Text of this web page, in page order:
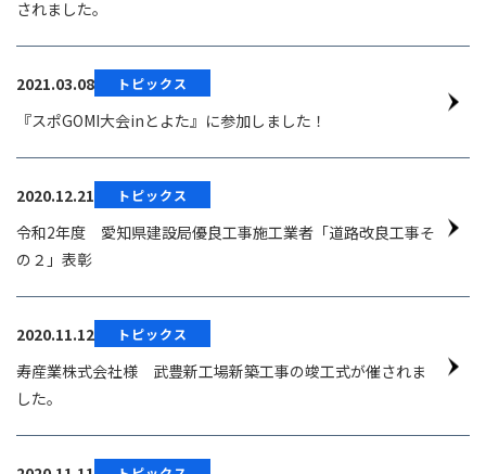
されました。
2021.03.08 トピックス
『スポGOMI大会inとよた』に参加しました！
2020.12.21 トピックス
令和2年度 愛知県建設局優良工事施工業者「道路改良工事そ
の２」表彰
2020.11.12 トピックス
寿産業株式会社様 武豊新工場新築工事の竣工式が催されま
した。